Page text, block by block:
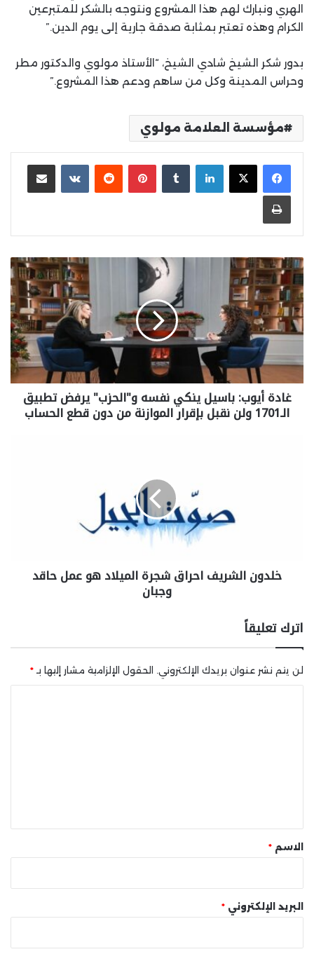
الهري ونبارك لهم هذا المشروع ونتوجه بالشكر للمتبرعين
الكرام وهذه تعتبر بمثابة صدقة جارية إلى يوم الدين.”
بدور شكر الشيخ شادي الشيخ، “الأستاذ مولوي والدكتور مطر
وحراس المدينة وكل من ساهم ودعم هذا المشروع.”
مؤسسة العلامة مولوي
لينكدإن بينتيريست مشاركة عبر البريد
طباعة
غادة أيوب: باسيل ينكي نفسه و"الحزب" يرفض تطبيق
الـ1701 ولن نقبل بإقرار الموازنة من دون قطع الحساب
خلدون الشريف احراق شجرة الميلاد هو عمل حاقد
وجبان
اترك تعليقاً
لن يتم نشر عنوان بريدك الإلكتروني. الحقول الإلزامية مشار إليها بـ*
* الاسم *
البريد الإلكتروني *